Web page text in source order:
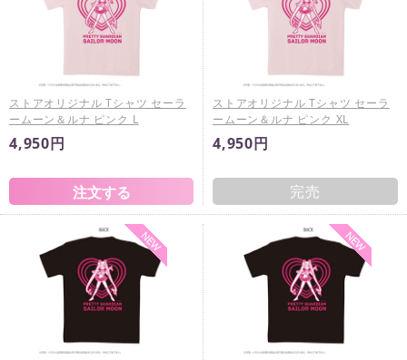
ストアオリジナル Tシャツ セーラ
ームーン＆ルナ ピンク L
4,950円
ストアオリジナル Tシャツ セーラ
ームーン＆ルナ ピンク XL
4,950円
完売